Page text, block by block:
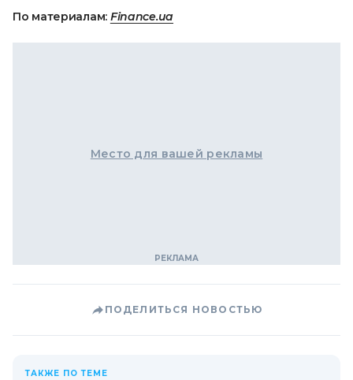
По материалам: Finance.ua
Место для вашей рекламы
ПОДЕЛИТЬСЯ НОВОСТЬЮ
ТАКЖЕ ПО ТЕМЕ